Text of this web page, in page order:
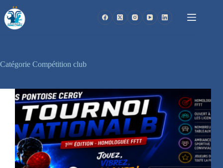
au
contenu
Catégorie Compétition club